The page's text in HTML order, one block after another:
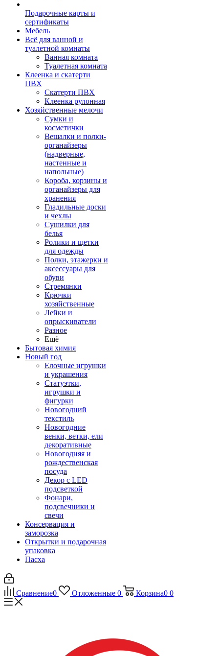
Подарочные карты и
сертификаты
Мебель
Всё для ванной и
туалетной комнаты
Ванная комната
Туалетная комната
Клеенка и скатерти
ПВХ
Скатерти ПВХ
Клеенка рулонная
Хозяйственные мелочи
Сумки и
косметички
Вешалки и полки-
органайзеры
(надверные,
настенные и
напольные)
Короба, корзины и
органайзеры для
хранения
Гладильные доски
и чехлы
Сушилки для
белья
Ролики и щетки
для одежды
Полки, этажерки и
аксессуары для
обуви
Стремянки
Крючки
хозяйственные
Лейки и
опрыскиватели
Разное
Ещё
Бытовая химия
Новый год
Елочные игрушки
и украшения
Статуэтки,
игрушки и
фигурки
Новогодний
текстиль
Новогодние
венки, ветки, ели
декоративные
Новогодняя и
рождественская
посуда
Декор с LED
подсветкой
Фонари,
подсвечники и
свечи
Консервация и
заморозка
Открытки и подарочная
упаковка
Пасха
Сравнение0 Отложенные 0 Корзина0 0